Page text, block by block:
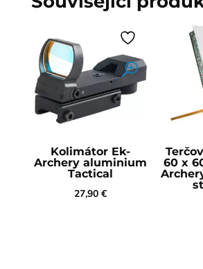
Kolimátor Ek-
Archery aluminium
Tactical
27,90€
60 x